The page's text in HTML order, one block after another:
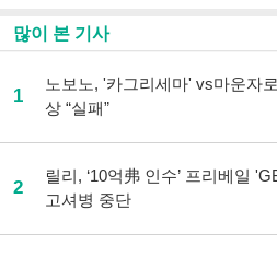
많이 본 기사
1
노보노, '카그리세마' vs마운자
상 “실패”
2
릴리, ‘10억弗 인수’ 프리베일
고셔병 중단